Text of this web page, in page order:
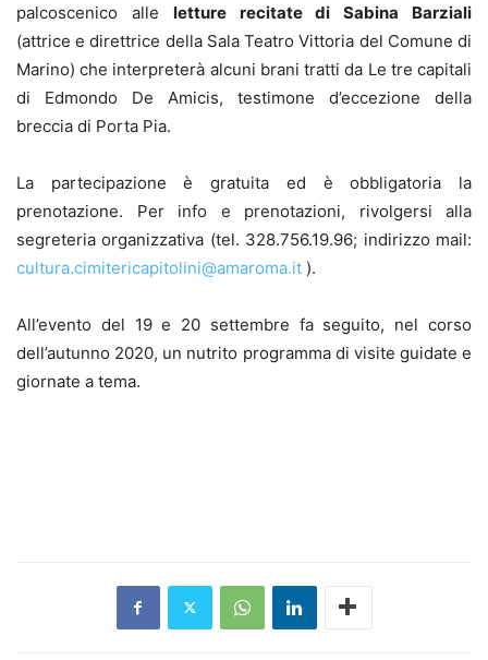
palcoscenico alle letture recitate di Sabina Barziali
(attrice e direttrice della Sala Teatro Vittoria del Comune di
Marino) che interpreterà alcuni brani tratti da Le tre capitali
di Edmondo De Amicis, testimone d’eccezione della
breccia di Porta Pia.
La partecipazione è gratuita ed è obbligatoria la
prenotazione. Per info e prenotazioni, rivolgersi alla
segreteria organizzativa (tel. 328.756.19.96; indirizzo mail:
cultura.cimitericapitolini@amaroma.it ).
All’evento del 19 e 20 settembre fa seguito, nel corso
dell’autunno 2020, un nutrito programma di visite guidate e
giornate a tema.